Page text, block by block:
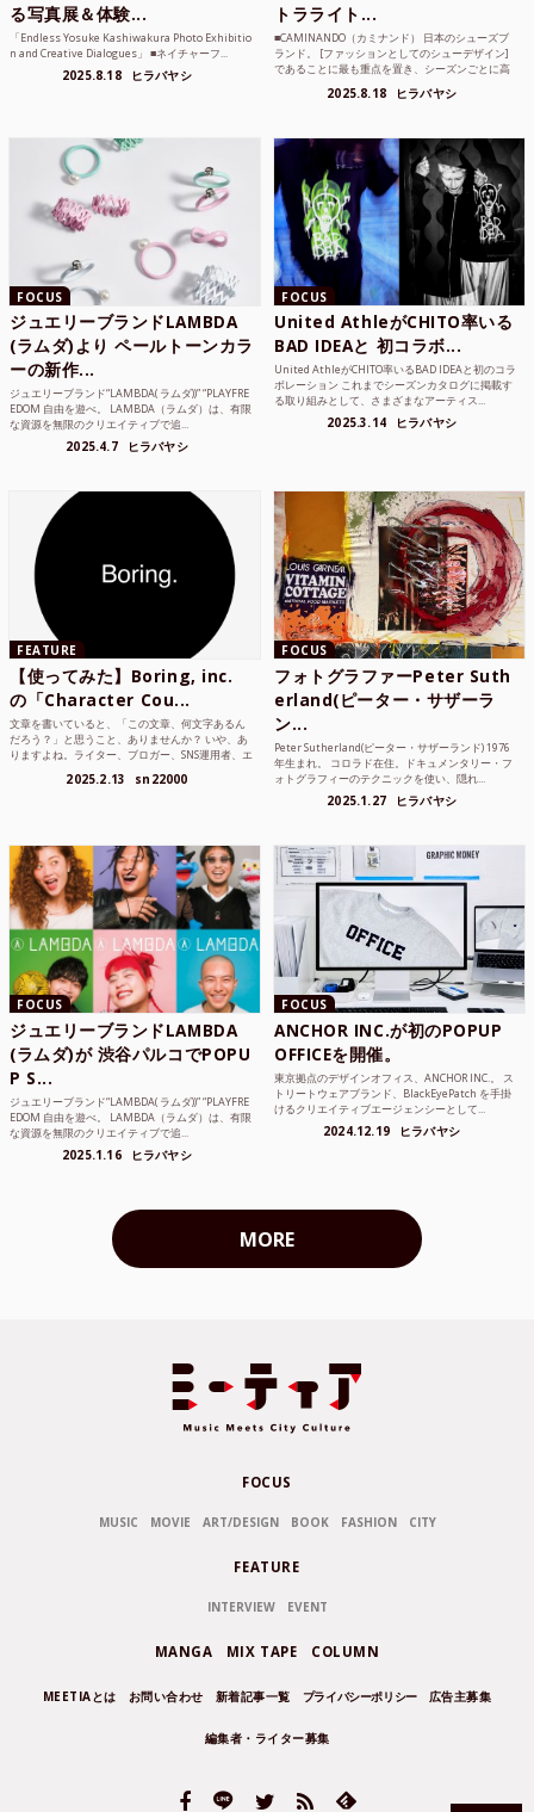
る写真展＆体験...
「Endless Yosuke Kashiwakura Photo Exhibitio
n and Creative Dialogues」 ■ネイチャーフ...
2025.8.18 ヒラバヤシ
トラライト...
■CAMINANDO（カミナンド） 日本のシューズブ
ランド。 [ファッションとしてのシューデザイン]
であることに最も重点を置き、シーズンごとに高
2025.8.18 ヒラバヤシ
FOCUS
ジュエリーブランドLAMBDA
(ラムダ)より ペールトーンカラ
ーの新作...
ジュエリーブランド“LAMBDA( ラムダ))” “PLAYFRE
EDOM 自由を遊べ。 LAMBDA（ラムダ）は、有限
な資源を無限のクリエイティブで追...
2025.4.7 ヒラバヤシ
FOCUS
United AthleがCHITO率いる
BAD IDEAと 初コラボ...
United AthleがCHITO率いるBAD IDEAと初のコラ
ボレーション これまでシーズンカタログに掲載す
る取り組みとして、さまざまなアーティス...
2025.3.14 ヒラバヤシ
FEATURE
【使ってみた】Boring, inc.
の「Character Cou...
文章を書いていると、「この文章、何文字あるん
だろう？」と思うこと、ありませんか？ いや、あ
りますよね。ライター、ブロガー、SNS運用者、エ
2025.2.13 sn22000
FOCUS
フォトグラファーPeter Suth
erland(ピーター・サザーラ
ン...
Peter Sutherland(ピーター・サザーランド) 1976
年生まれ。 コロラド在住。ドキュメンタリー・フ
ォトグラフィーのテクニックを使い、隠れ...
2025.1.27 ヒラバヤシ
FOCUS
ジュエリーブランドLAMBDA
(ラムダ)が 渋谷パルコでPOPU
P S...
ジュエリーブランド“LAMBDA( ラムダ))” “PLAYFRE
EDOM 自由を遊べ。 LAMBDA（ラムダ）は、有限
な資源を無限のクリエイティブで追...
2025.1.16 ヒラバヤシ
FOCUS
ANCHOR INC.が初のPOPUP
OFFICEを開催。
東京拠点のデザインオフィス、ANCHOR INC.。 ス
トリートウェアブランド、BlackEyePatch を手掛
けるクリエイティブエージェンシーとして...
2024.12.19 ヒラバヤシ
MORE
FOCUS
MUSIC MOVIE ART/DESIGN BOOK FASHION CITY
FEATURE
INTERVIEW EVENT
MANGA MIX TAPE COLUMN
MEETIAとは お問い合わせ 新着記事一覧 プライバシーポリシー 広告主募集
編集者・ライター募集